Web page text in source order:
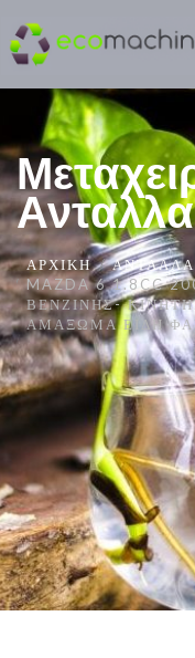
ΑΡΧΙΚΉ
MAZDA 6 1.8CC
ΒΕΝΖΊΝΗΣ-
ΑΜΆΞΩΜΑ ΕΊΔΗ